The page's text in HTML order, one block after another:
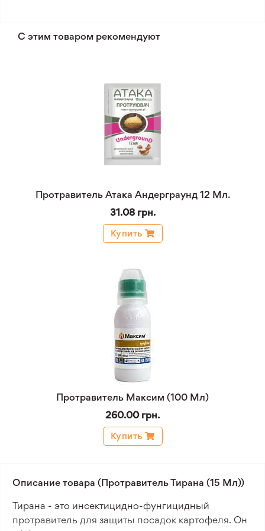
С этим товаром рекомендуют
Протравитель Атака Андерграунд 12 Мл.
31.08 грн.
Купить
Протравитель Максим (100 Мл)
260.00 грн.
Купить
Описание товара (Протравитель Тирана (15 Мл))
Тирана - это инсектицидно-фунгицидный
протравитель для защиты посадок картофеля. Он